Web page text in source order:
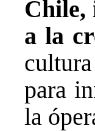
Chile,
a la
para
la